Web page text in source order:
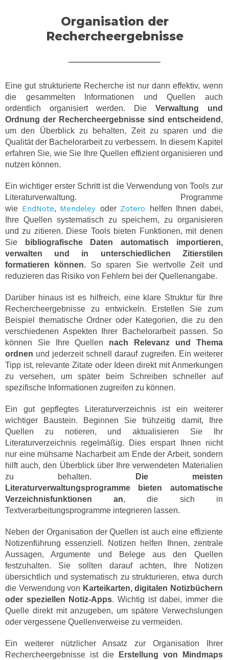
Organisation der
Rechercheergebnisse
Eine gut strukturierte Recherche ist nur dann effektiv, wenn
die gesammelten Informationen und Quellen auch
ordentlich organisiert werden. Die Verwaltung und
Ordnung der Rechercheergebnisse sind entscheidend ,
um den Überblick zu behalten, Zeit zu sparen und die
Qualität der Bachelorarbeit zu verbessern. In diesem Kapitel
erfahren Sie, wie Sie Ihre Quellen effizient organisieren und
nutzen können.
Ein wichtiger erster Schritt ist die Verwendung von Tools zur
Literaturverwaltung. Programme
wie EndNote, Mendeley oder Zotero
helfen Ihnen dabei,
Ihre Quellen systematisch zu speichern, zu organisieren
und zu zitieren. Diese Tools bieten Funktionen, mit denen
Sie
bibliografische Daten automatisch importieren,
verwalten und in unterschiedlichen Zitierstilen
formatieren können. So sparen Sie wertvolle Zeit und
reduzieren das Risiko von Fehlern bei der Quellenangabe.
Darüber hinaus ist es hilfreich, eine klare Struktur für Ihre
Rechercheergebnisse zu entwickeln. Erstellen Sie zum
Beispiel thematische Ordner oder Kategorien, die zu den
verschiedenen Aspekten Ihrer Bachelorarbeit passen. So
können Sie Ihre Quellen nach Relevanz und Thema
ordnen und jederzeit schnell darauf zugreifen. Ein weiterer
Tipp ist, relevante Zitate oder Ideen direkt mit Anmerkungen
zu versehen, um später beim Schreiben schneller auf
spezifische Informationen zugreifen zu können.
Ein gut gepflegtes Literaturverzeichnis ist ein weiterer
wichtiger Baustein. Beginnen Sie frühzeitig damit, Ihre
Quellen zu notieren, und aktualisieren Sie Ihr
Literaturverzeichnis regelmäßig. Dies erspart Ihnen nicht
nur eine mühsame Nacharbeit am Ende der Arbeit, sondern
hilft auch, den Überblick über Ihre verwendeten Materialien
zu behalten.
Die meisten
Literaturverwaltungsprogramme bieten automatische
Verzeichnisfunktionen an, die sich in
Textverarbeitungsprogramme integrieren lassen.
Neben der Organisation der Quellen ist auch eine effiziente
Notizenführung essenziell. Notizen helfen Ihnen, zentrale
Aussagen, Argumente und Belege aus den Quellen
festzuhalten. Sie sollten darauf achten, Ihre Notizen
übersichtlich und systematisch zu strukturieren, etwa durch
die Verwendung von Karteikarten, digitalen Notizbüchern
oder speziellen Notiz-Apps. Wichtig ist dabei, immer die
Quelle direkt mit anzugeben, um spätere Verwechslungen
oder vergessene Quellenverweise zu vermeiden.
Ein weiterer nützlicher Ansatz zur Organisation Ihrer
Rechercheergebnisse ist die
Erstellung von Mindmaps